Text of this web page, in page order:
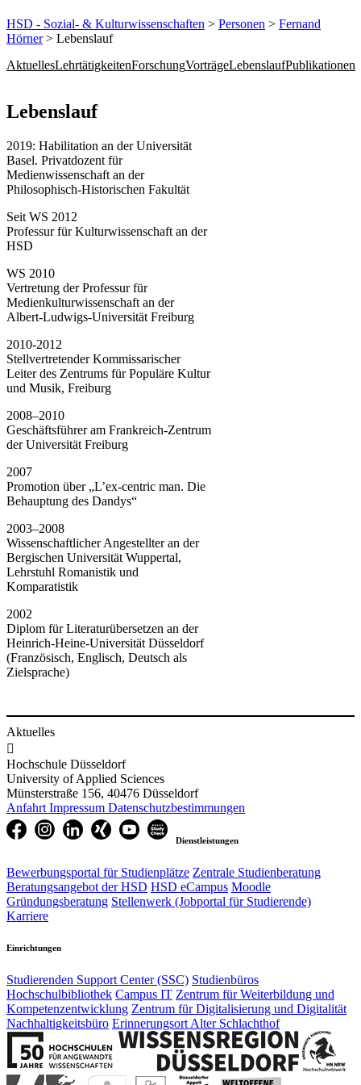
HSD - Sozial- & Kulturwissenschaften > Personen > Fernand
Hörner> Lebenslauf
AktuellesLehrtätigkeitenForschungVorträgeLebenslaufPublikationen
Lebenslau​f
2019: Habilitation an der Universität
Basel. Privatdozent für
Medienwissenschaft an der
Philosophisch-Historischen Fakultät
Seit WS 2012
Professur für Kulturwissenschaft an der
HSD
WS 2010
Vertretung der Professur für
Medienkulturwissenschaft an der
Albert-Ludwigs-Universität Freiburg
2010-2012
Stellvertretender Kommissarischer
Leiter des Zentrums für Populäre Kultur
und Musik, Freiburg
2008–2010
Geschäftsführer am Frankreich-Zentrum
der Universität Freiburg
2007
Promotion über „L’ex-centric man. Die
Behauptung des Dandys“
2003–2008
Wissenschaftlicher Angestellter an der
Bergischen Universität Wuppertal,
Lehrstuhl Romanistik und
Komparatistik
2002
Diplom für Literaturübersetzen an der
Heinrich-Heine-Universität Düsseldorf
(Französisch, Englisch, Deutsch als
Zielsprache)
Aktuelles

Hochschule Düsseldorf
University of Applied Sciences
Münsterstraße 156, 40476 Düsseldorf
Anfahrt Impressum Datenschutzbestimmungen
Dienstleistungen
Bewerbungsportal für Studienplätze Zentrale Studienberatung
Beratungsangebot der HSD HSD eCampus Moodle
Gründungsberatung Stellenwerk (Jobportal für Studierende)
Karriere
Einrichtungen
Studierenden Support Center (SSC) Studienbüros
Hochschulbibliothek Campus IT Zentrum für Weiterbildung und
Kompetenzentwicklung Zentrum für Digitalisierung und Digitalität
Nachhaltigkeitsbüro Erinnerungsort Alter Schlachthof